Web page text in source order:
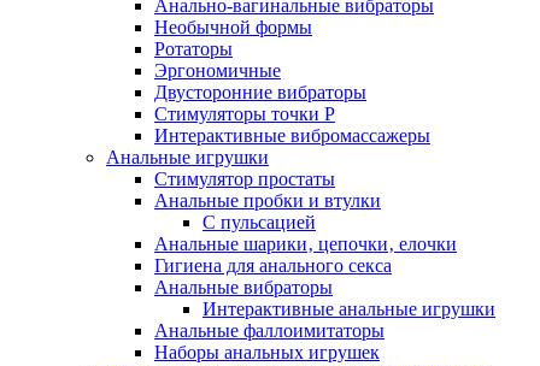
Анально-вагинальные вибраторы
Необычной формы
Ротаторы
Эргономичные
Двусторонние вибраторы
Стимуляторы точки P
Интерактивные вибромассажеры
Анальные игрушки
Стимулятор простаты
Анальные пробки и втулки
С пульсацией
Анальные шарики‚ цепочки‚ елочки
Гигиена для анального секса
Анальные вибраторы
Интерактивные анальные игрушки
Анальные фаллоимитаторы
Наборы анальных игрушек